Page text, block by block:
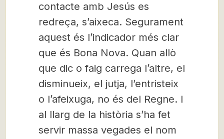
contacte amb Jesús es
redreça, s’aixeca. Segurament
aquest és l’indicador més clar
que és Bona Nova. Quan allò
que dic o faig carrega l’altre, el
disminueix, el jutja, l’entristeix
o l’afeixuga, no és del Regne. I
al llarg de la història s’ha fet
servir massa vegades el nom